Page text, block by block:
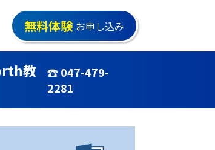
無料体験 お申し込み
教
☎ 047-479-
2281